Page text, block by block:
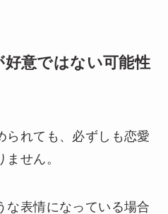
好意ではない可能性
られても、必ずしも恋愛
せん。
な表情になっている場合